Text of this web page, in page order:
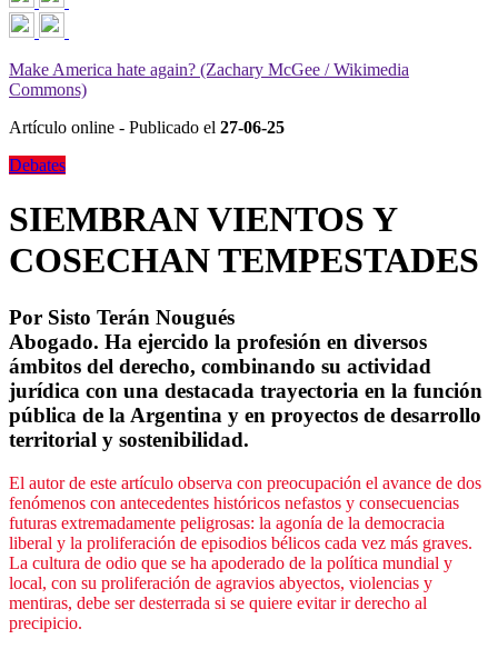
Make America hate again? (Zachary McGee / Wikimedia
Commons)
Artículo online - Publicado el 27-06-25
Debates
SIEMBRAN VIENTOS Y
COSECHAN TEMPESTADES
Por Sisto Terán Nougués
Abogado. Ha ejercido la profesión en diversos
ámbitos del derecho, combinando su actividad
jurídica con una destacada trayectoria en la función
pública de la Argentina y en proyectos de desarrollo
territorial y sostenibilidad.
El autor de este artículo observa con preocupación el avance de dos
fenómenos con antecedentes históricos nefastos y consecuencias
futuras extremadamente peligrosas: la agonía de la democracia
liberal y la proliferación de episodios bélicos cada vez más graves.
La cultura de odio que se ha apoderado de la política mundial y
local, con su proliferación de agravios abyectos, violencias y
mentiras, debe ser desterrada si se quiere evitar ir derecho al
precipicio.